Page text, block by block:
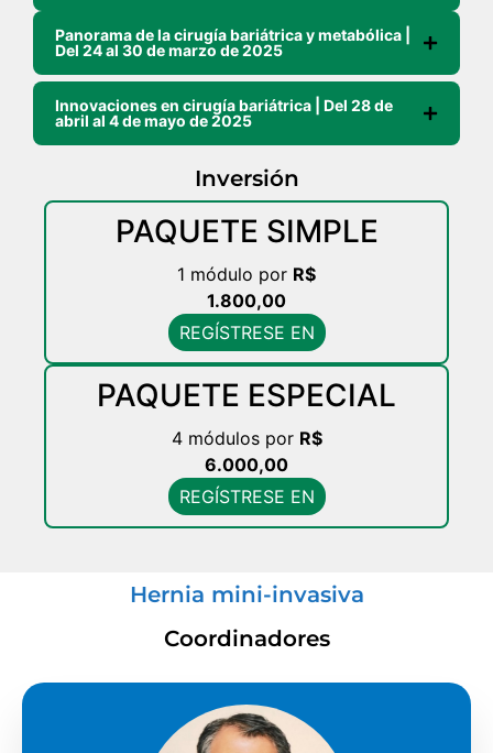
Panorama de la cirugía bariátrica y metabólica |
Del 24 al 30 de marzo de 2025
Innovaciones en cirugía bariátrica | Del 28 de
abril al 4 de mayo de 2025
Inversión
PAQUETE SIMPLE
1 módulo por R$
1.800,00
REGÍSTRESE EN
PAQUETE ESPECIAL
4 módulos por R$
6.000,00
REGÍSTRESE EN
Hernia mini-invasiva
Coordinadores